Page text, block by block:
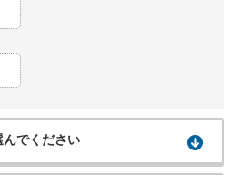
んでください